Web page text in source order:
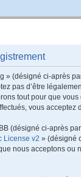
» (désigné ci-après
pas d’être
tout pour que
vous
(désigné ci-après
License v2 » (désigné
nous acceptons